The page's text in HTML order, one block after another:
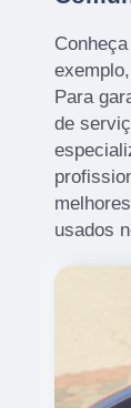
Para
de
usados